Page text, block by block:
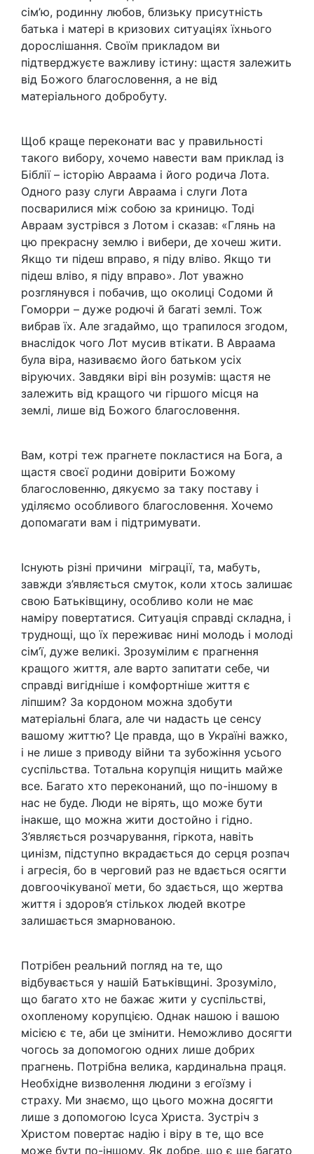
сім’ю, родинну любов, близьку присутність
батька і матері в кризових ситуаціях їхнього
дорослішання. Своїм прикладом ви
підтверджуєте важливу істину: щастя залежить
від Божого благословення, а не від
матеріального добробуту.
Щоб краще переконати вас у правильності
такого вибору, хочемо навести вам приклад із
Біблії – історію Авраама і його родича Лота.
Одного разу слуги Авраама і слуги Лота
посварилися між собою за криницю. Тоді
Авраам зустрівся з Лотом і сказав: «Глянь на
цю прекрасну землю і вибери, де хочеш жити.
Якщо ти підеш вправо, я піду вліво. Якщо ти
підеш вліво, я піду вправо». Лот уважно
розглянувся і побачив, що околиці Содоми й
Гоморри – дуже родючі й багаті землі. Тож
вибрав їх. Але згадаймо, що трапилося згодом,
внаслідок чого Лот мусив втікати. В Авраама
була віра, називаємо його батьком усіх
віруючих. Завдяки вірі він розумів: щастя не
залежить від кращого чи гіршого місця на
землі, лише від Божого благословення.
Вам, котрі теж прагнете покластися на Бога, а
щастя своєї родини довірити Божому
благословенню, дякуємо за таку поставу і
уділяємо особливого благословення. Хочемо
допомагати вам і підтримувати.
Існують різні причини міграції, та, мабуть,
завжди з’являється смуток, коли хтось залишає
свою Батьківщину, особливо коли не має
наміру повертатися. Ситуація справді складна, і
труднощі, що їх переживає нині молодь і молоді
сім’ї, дуже великі. Зрозумілим є прагнення
кращого життя, але варто запитати себе, чи
справді вигідніше і комфортніше життя є
ліпшим? За кордоном можна здобути
матеріальні блага, але чи надасть це сенсу
вашому життю? Це правда, що в Україні важко,
і не лише з приводу війни та зубожіння усього
суспільства. Тотальна корупція нищить майже
все. Багато хто переконаний, що по-іншому в
нас не буде. Люди не вірять, що може бути
інакше, що можна жити достойно і гідно.
З’являється розчарування, гіркота, навіть
цинізм, підступно вкрадається до серця розпач
і агресія, бо в черговий раз не вдається осягти
довгоочікуваної мети, бо здається, що жертва
життя і здоров’я стількох людей вкотре
залишається змарнованою.
Потрібен реальний погляд на те, що
відбувається у нашій Батьківщині. Зрозуміло,
що багато хто не бажає жити у суспільстві,
охопленому корупцією. Однак нашою і вашою
місією є те, аби це змінити. Неможливо досягти
чогось за допомогою одних лише добрих
прагнень. Потрібна велика, кардинальна праця.
Необхідне визволення людини з егоїзму і
страху. Ми знаємо, що цього можна досягти
лише з допомогою Ісуса Христа. Зустріч з
Христом повертає надію і віру в те, що все
може бути по-іншому. Як добре, що є ще багато